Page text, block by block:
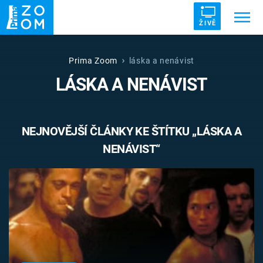
ŽIVĚ
ZRÁDCI UFO DRUHÁ SVĚTOVÁ VÁLKA
VETŘELCI DÁVNOVĚKU
Témata
Pořady
TV Program
Prima Zoom láska a nenávist
LÁSKA A NENÁVIST
NEJNOVĚJŠÍ ČLÁNKY KE ŠTÍTKU „LÁSKA A
NENÁVIST“